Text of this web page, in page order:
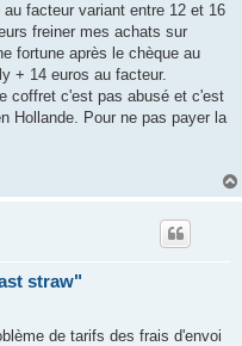
facteur variant entre 12 et 16
freiner mes achats sur
fortune après le chèque au
+ 14 euros au facteur.
coffret c'est pas abusé et c'est
Hollande. Pour ne pas payer la
straw"
de tarifs des frais d'envoi